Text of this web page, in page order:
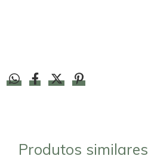
Produtos similares